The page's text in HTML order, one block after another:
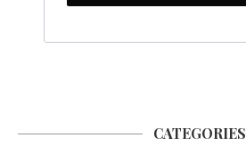
CATEGORIES